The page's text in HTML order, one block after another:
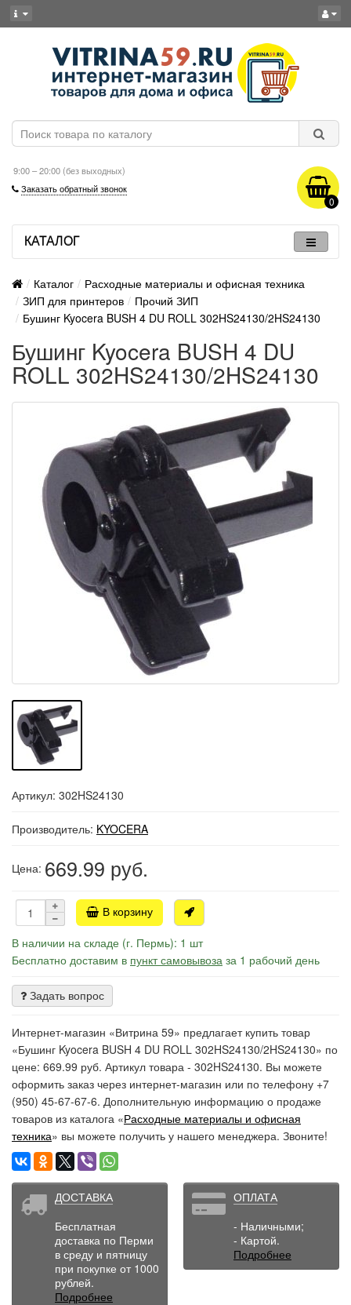
9:00 – 20:00 (без выходных)
Заказать обратный звонок
0
КАТАЛОГ
Каталог
Расходные материалы и офисная техника
ЗИП для принтеров
Прочий ЗИП
Бушинг Kyocera BUSH 4 DU ROLL 302HS24130/2HS24130
Бушинг Kyocera BUSH 4 DU
ROLL 302HS24130/2HS24130
Артикул: 302HS24130
Производитель: KYOCERA
Цена: 669.99 руб.
В корзину
В наличии на складе (г. Пермь): 1 шт
Бесплатно доставим в пункт самовывоза за 1 рабочий день
Задать вопрос
Интернет-магазин «Витрина 59» предлагает купить товар
«Бушинг Kyocera BUSH 4 DU ROLL 302HS24130/2HS24130» по
цене: 669.99 руб. Артикул товара - 302HS24130. Вы можете
оформить заказ через интернет-магазин или по телефону +7
(950) 45-67-67-6. Дополнительную информацию о продаже
товаров из каталога «Расходные материалы и офисная
техника» вы можете получить у нашего менеджера. Звоните!
ДОСТАВКА
Бесплатная
доставка по Перми
в среду и пятницу
при покупке от 1000
рублей.
Подробнее
ОПЛАТА
- Наличными;
- Картой.
Подробнее